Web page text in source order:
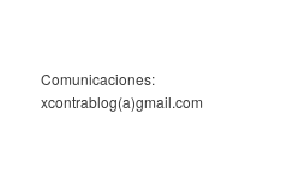
Comunicaciones:
xcontrablog(a)gmail.com